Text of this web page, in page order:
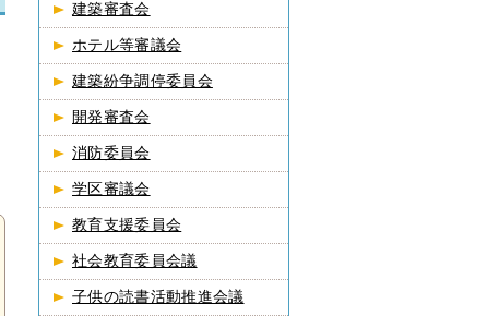
建築審査会
ホテル等審議会
建築紛争調停委員会
開発審査会
消防委員会
学区審議会
教育支援委員会
社会教育委員会議
子供の読書活動推進会議